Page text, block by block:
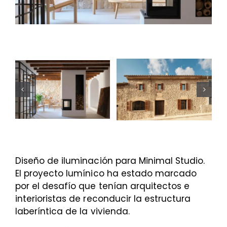
Diseño de iluminación para Minimal Studio.
El proyecto lumínico ha estado marcado
por el desafío que tenían arquitectos e
interioristas de reconducir la estructura
laberíntica de la vivienda.